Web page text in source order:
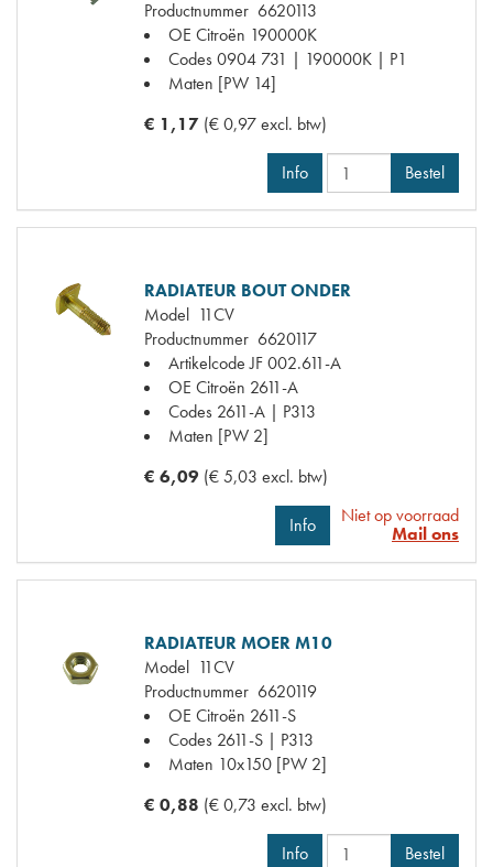
Productnummer 6620113
OE Citroën 190000K
Codes0904 731 | 190000K | P1
Maten [PW 14]
€ 1,17 (€ 0,97 excl. btw)
Info Bestel
RADIATEUR BOUT ONDER
Model 11CV
Productnummer 6620117
Artikelcode JF002.611-A
OE Citroën 2611-A
Codes 2611-A | P313
Maten [PW 2]
€ 6,09 (€ 5,03 excl. btw)
Info
Niet op voorraad
Mail ons
RADIATEUR MOER M10
Model 11CV
Productnummer 6620119
OE Citroën 2611-S
Codes 2611-S | P313
Maten 10x150 [PW 2]
€ 0,88 (€ 0,73 excl. btw)
Info Bestel